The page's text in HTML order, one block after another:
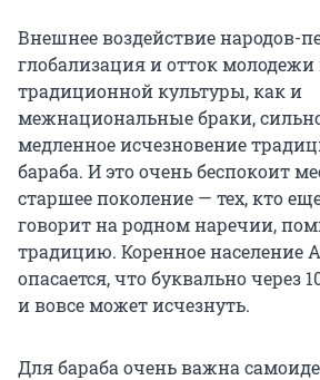
Внешнее воздействие народов-
глобализация и отток молодежи
традиционной культуры, как и
межнациональные браки,
медленное исчезновение
бараба. И это очень беспокоит
старшее поколение — тех, кто
говорит на родном наречии,
традицию. Коренное население
опасается, что буквально через
и вовсе может исчезнуть.
Для бараба очень важна